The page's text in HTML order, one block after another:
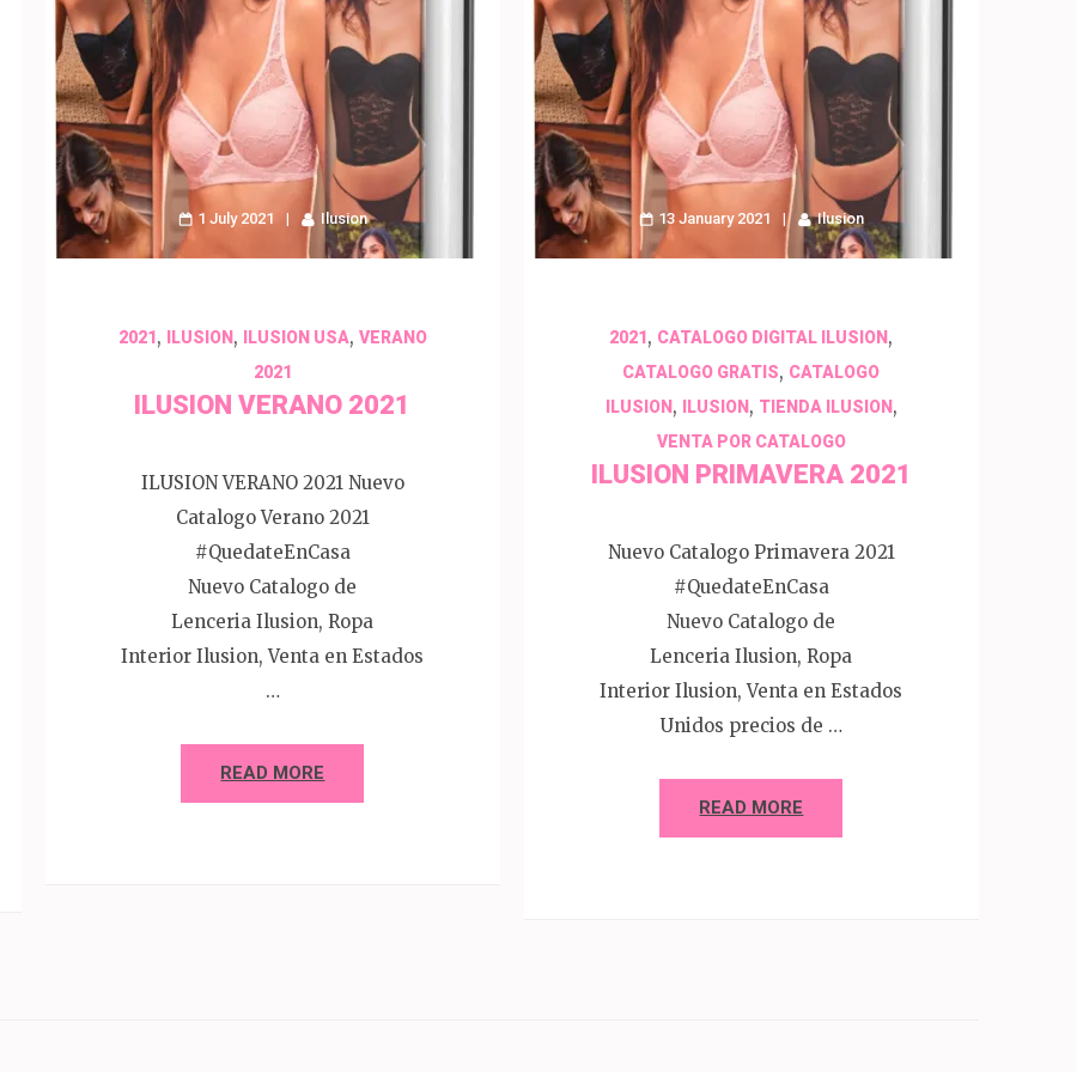
1 July 2021 Ilusion
2021, ILUSION, ILUSION USA, VERANO
2021
ILUSION VERANO 2021
ILUSION VERANO 2021 Nuevo
Catalogo Verano 2021
#QuedateEnCasa
Nuevo Catalogo de
Lenceria Ilusion, Ropa
Interior Ilusion, Venta en Estados
…
READ MORE
13 January 2021 Ilusion
2021, CATALOGO DIGITAL ILUSION ,
CATALOGO GRATIS, CATALOGO
ILUSION, ILUSION, TIENDA ILUSION,
VENTA POR CATALOGO
ILUSION PRIMAVERA 2021
Nuevo Catalogo Primavera 2021
#QuedateEnCasa
Nuevo Catalogo de
Lenceria Ilusion, Ropa
Interior Ilusion, Venta en Estados
Unidos precios de …
READ MORE